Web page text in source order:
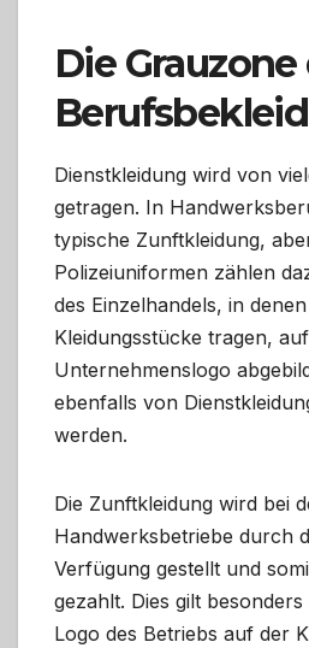
Die Grauzone
Dienstkleidung wird von
getragen. In
typische Zunftkleidung,
Polizeiuniformen zählen
des Einzelhandels, in
Kleidungsstücke tragen,
Unternehmenslogo
ebenfalls von
werden.
Die Zunftkleidung wird bei
Handwerksbetriebe durch
Verfügung gestellt und
gezahlt. Dies gilt
Logo des Betriebs auf der